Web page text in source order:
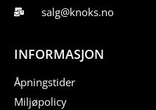
salg@knoks.no
INFORMASJON
Åpningstider
Miljøpolicy